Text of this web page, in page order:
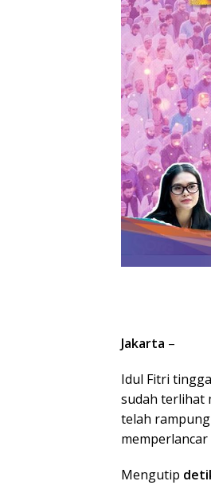
Jakarta –
Idul Fitri
sudah terlihat
telah
Mengutip